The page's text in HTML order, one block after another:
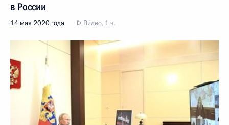
в России
14 мая 2020 года Видео, 1 ч.